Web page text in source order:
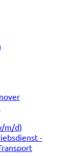
m/d)
-